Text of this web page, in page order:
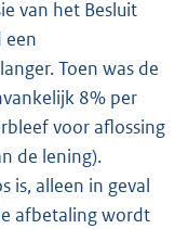
van het Besluit
een
Toen was de
8% per
voor aflossing
de lening).
is, alleen in geval
afbetaling wordt